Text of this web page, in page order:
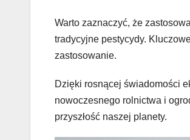
Warto zaznaczyć, że
tradycyjne pestycydy.
zastosowanie.
Dzięki rosnącej świadomości
nowoczesnego rolnictwa i
przyszłość naszej planety.